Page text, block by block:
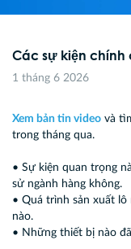
Các sự kiện chính
1 tháng 6 2026
Xem bản tin video và
trong tháng qua.
• Sự kiện quan trọng
sử ngành hàng không.
• Quá trình sản xuất
nào.
• Những thiết bị nào